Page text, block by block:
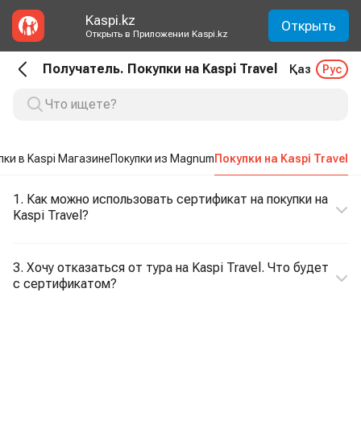
Kaspi.kz
Открыть в Приложении Kaspi.kz Открыть
Получатель. Покупки на Kaspi Travel Қаз Рус
в Kaspi МагазинеПокупки из MagnumПокупки на Kaspi Travel
1. Как можно использовать сертификат на покупки на
Kaspi Travel?
3. Хочу отказаться от тура на Kaspi Travel. Что будет
с сертификатом?